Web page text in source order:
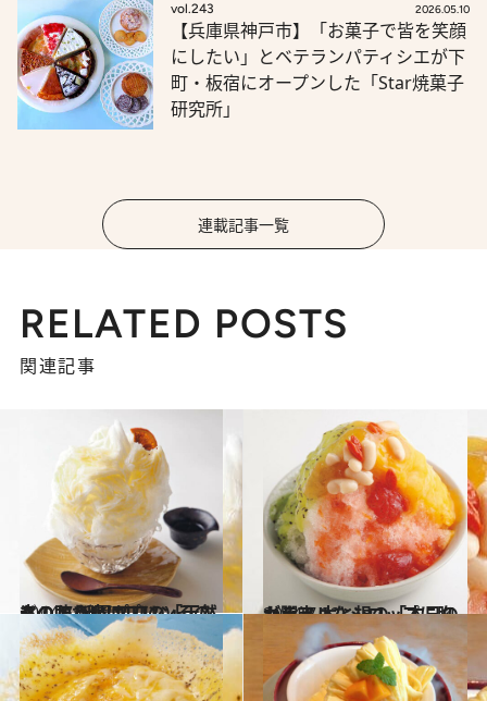
vol.243 2026.05.10
【兵庫県神戸市】「お菓子で皆を笑顔
にしたい」とベテランパティシエが下
町・板宿にオープンした「Star焼菓子
研究所」
連載記事一覧
RELATED POSTS
関連記事
2014.7.24
この味わいはプリンそのもの！ 祗園NITIの「天然氷のかき氷(プリン)」
グルメ 2014.7.22
カラフルなシロップに胸が躍る 木と根の「本日のかき氷」
グルメ